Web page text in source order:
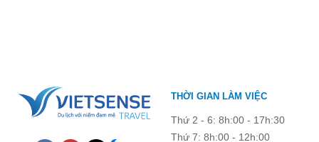
THỜI GIAN LÀM VIỆC
Thứ 2 - 6: 8h:00 - 17h:30
Thứ 7: 8h:00 - 12h:00